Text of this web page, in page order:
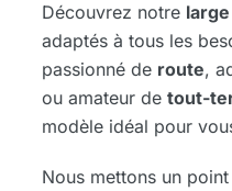
Découvrez notre
adaptés à tous les
passionné de route,
ou amateur detout-
modèle idéal pour
Nous mettons un